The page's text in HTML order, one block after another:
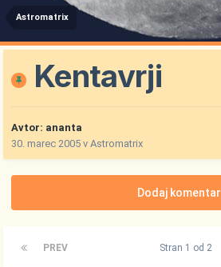
Astromatrix
Kentavrji
Avtor: ananta
30. marec 2005 vAstromatrix
Dodaj komentar
PREV Stran 1 od 2